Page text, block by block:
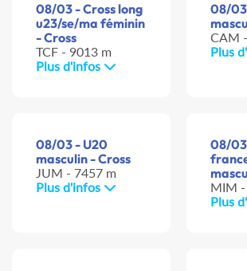
08/03 - Cross long
u23/se/ma féminin
- Cross
TCF - 9013 m
Plus d'infos
08/03
CAM
Plus
08/03 - U20
masculin - Cross
JUM - 7457 m
Plus d'infos
08/03
MIM -
Plus